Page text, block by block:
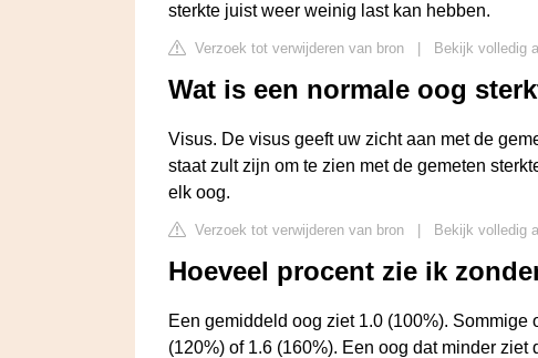
sterkte juist weer weinig last kan hebben.
Verzoek tot verwijderen van bron Bekijk volledig
Wat is een normale oog
Visus. De visus geeft uw zicht aan met de
staat zult zijn om te zien met de gemeten
elk oog.
Verzoek tot verwijderen van bron Bekijk volledig
Hoeveel procent zie ik
Een gemiddeld oog ziet 1.0 (100%).
(120%) of 1.6 (160%). Een oog dat minder